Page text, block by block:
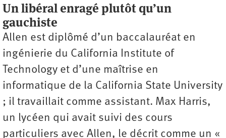
Un libéral enragé plutôt qu’un
gauchiste
Allen est diplômé d’un baccalauréat en
ingénierie du California Institute of
Technology et d’une maîtrise en
informatique de la California State University
; il travaillait comme assistant. Max Harris,
un lycéen qui avait suivi des cours
particuliers avec Allen, le décrit comme un «